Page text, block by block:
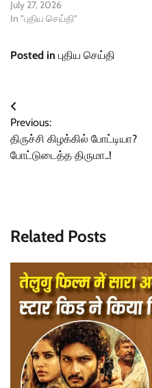
July 27, 2026
In "புதிய செய்தி"
Posted in புதிய செய்தி
Post
navigation
Previous:
திருச்சி கிழக்கில் போட்டியா?
போட்டுடைத்த திருமா..!
Related Posts